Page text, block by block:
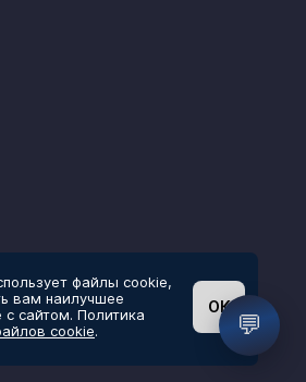
файлы cookie,
вам наилучшее
сайтом. Политика
cookie.
ОК
💬